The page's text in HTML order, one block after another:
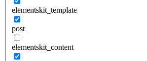
elementskit_template
post
elementskit_content